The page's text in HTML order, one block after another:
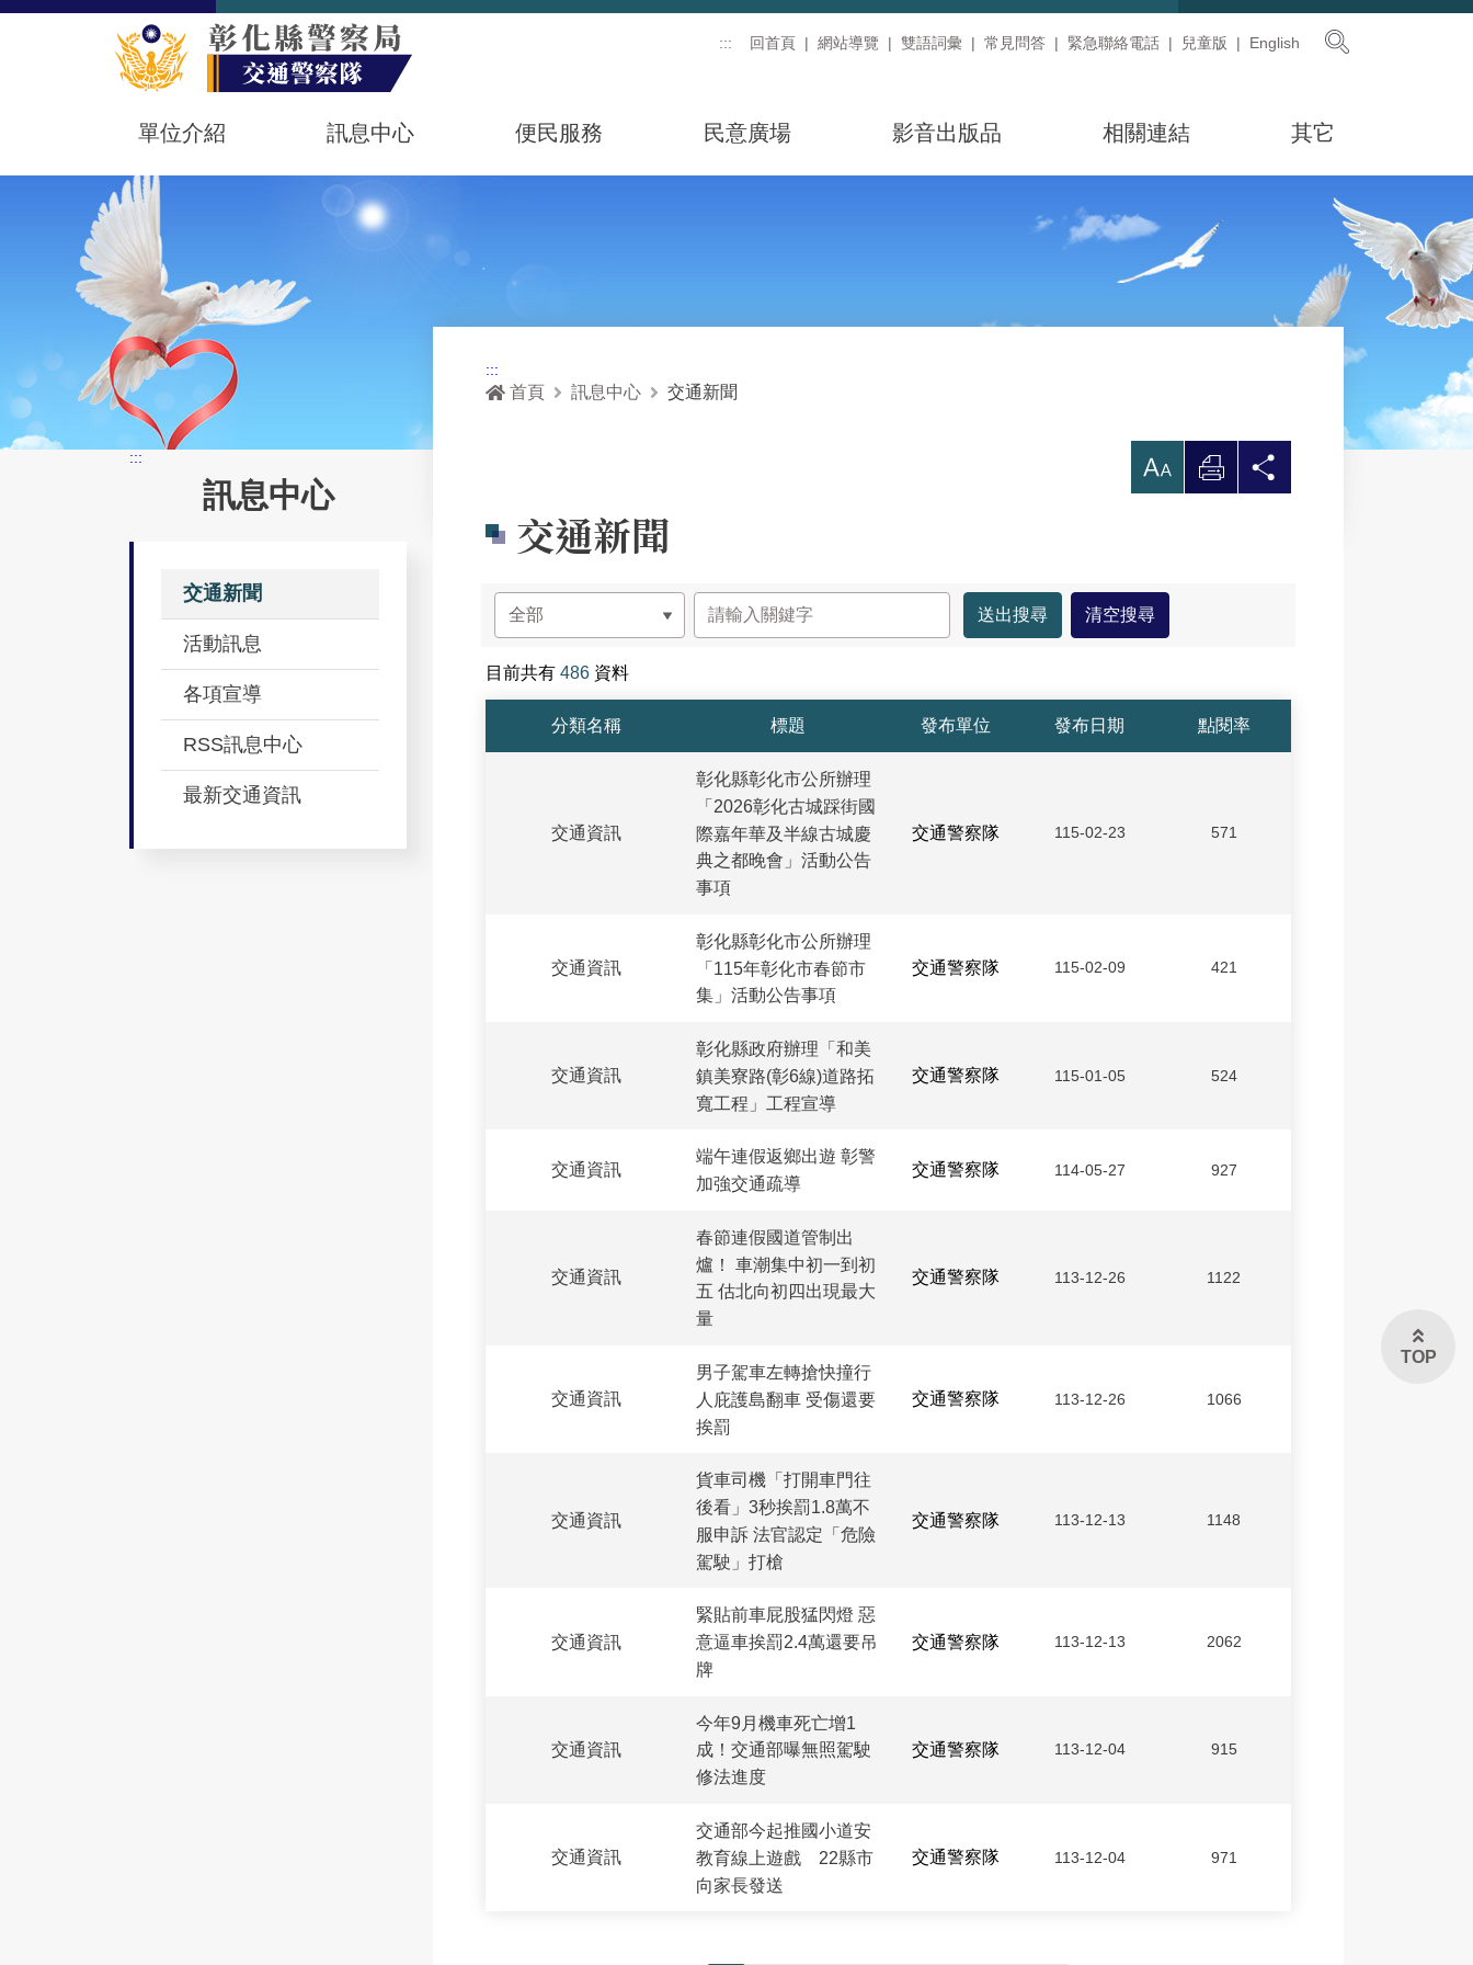
::: 回首頁 網站導覽 雙語詞彙 常見問答 緊急聯絡電話 兒童版 English
單位介紹 訊息中心 便民服務 民意廣場 影音出版品 相關連結 其它
:::
訊息中心
交通新聞
活動訊息
各項宣導
RSS訊息中心
最新交通資訊
:::
首頁 訊息中心 交通新聞
放 列
交通新聞
目前共有 486 資料
分類名稱
標題 發布單位 發布日期 點閱率
交通資訊
彰化縣彰化市公所辦理
「2026彰化古城踩街國
際嘉年華及半線古城慶
典之都晚會」活動公告
事項
交通警察隊 115-02-23 571
交通資訊
彰化縣彰化市公所辦理
「115年彰化市春節市
集」活動公告事項
交通警察隊 115-02-09 421
交通資訊
彰化縣政府辦理「和美
鎮美寮路(彰6線)道路拓
寬工程」工程宣導
交通警察隊 115-01-05 524
交通資訊
端午連假返鄉出遊 彰警
加強交通疏導
交通警察隊 114-05-27 927
交通資訊
春節連假國道管制出
爐！ 車潮集中初一到初
五 估北向初四出現最大
量
交通警察隊 113-12-26 1122
交通資訊
男子駕車左轉搶快撞行
人庇護島翻車 受傷還要
挨罰
交通警察隊 113-12-26 1066
交通資訊
貨車司機「打開車門往
後看」3秒挨罰1.8萬不
服申訴 法官認定「危險
駕駛」打槍
交通警察隊 113-12-13 1148
交通資訊
緊貼前車屁股猛閃燈 惡
意逼車挨罰2.4萬還要吊
牌
交通警察隊 113-12-13 2062
交通資訊
今年9月機車死亡增1
成！交通部曝無照駕駛
修法進度
交通警察隊 113-12-04 915
交通資訊
交通部今起推國小道安
教育線上遊戲 22縣市
向家長發送
交通警察隊 113-12-04 971
TOP